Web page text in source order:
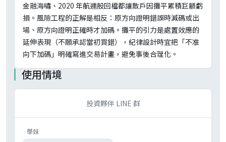
金融海嘯、2020 年航運股回檔都讓散戶因攤平累積巨額虧
損。風險工程的正解是相反：原方向證明錯誤時減碼或出
場、原方向證明正確時才加碼。攤平的引力是處置效應的
延伸表現（不願承認當初買錯），紀律設計時宜把「不准
向下加碼」明確寫進交易計畫，避免事後合理化。
使用情境
投資夥伴 LINE 群
學妹